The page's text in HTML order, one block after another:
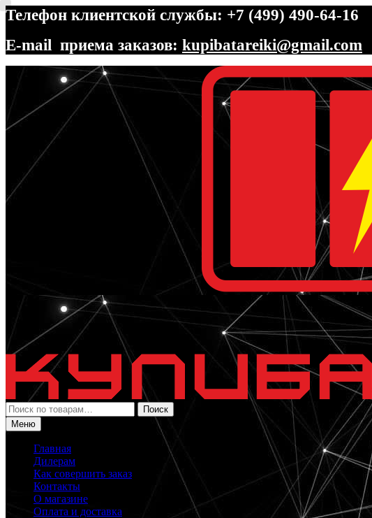
Телефон клиентской службы: +7 (499) 490-64-16
E-mail приема заказов: kupibatareiki@gmail.com
Перейти
навигации
Перейти
содержимому
Искать:
Поиск
Меню
Главная
Дилерам
Как совершить заказ
Контакты
О магазине
Оплата и доставка